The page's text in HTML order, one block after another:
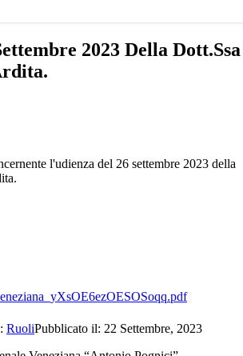
2023 Della Dott.ssa
l'udienza del 26 settembre 2023 della
RuoliPubblicato il: 22 Settembre, 2023